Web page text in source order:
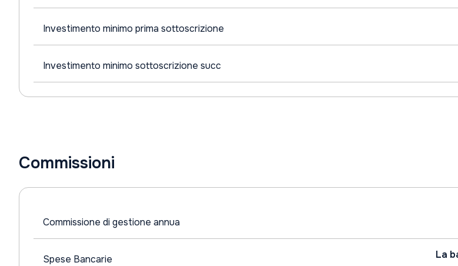
Investimento minimo prima sottoscrizione
Investimento minimo sottoscrizione succ
Commissioni
Commissione di gestione annua
Spese Bancarie
La